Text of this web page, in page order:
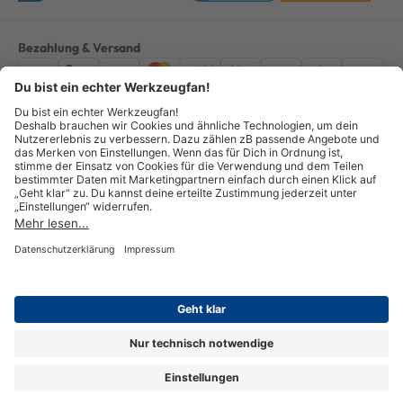
Bezahlung & Versand
ImpressumAGBDatenschutzWiderruf Vertrag widerrufen
Alle Preise verstehen sich inkl. ges. MwSt. *Kostenloser Versand innerhalb
Deutschlands, bei Bestellungen ab 100,00 Euro.
© Copyright 2026 GOTOOLS GmbH - Alle Rechte vorbehalten. powered by
createyourtemplate